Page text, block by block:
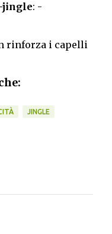
jingle: -
rinforza i capelli
JINGLE